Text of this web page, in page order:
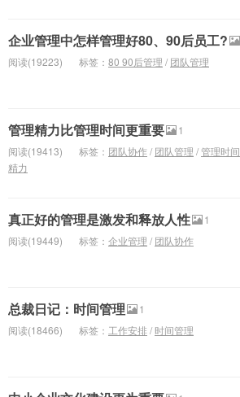
企业管理中怎样管理好80、90后员工?
阅读(19223)
标签： 80 90后管理 / 团队管理
管理精力比管理时间更重要
1
阅读(19413)
标签： 团队协作 / 团队管理 /管理时间
精力
真正好的管理是激发和释放人性
1
阅读(19449)
标签： 企业管理 / 团队协作
总裁日记：时间管理
1
阅读(18466)
标签： 工作安排/ 时间管理